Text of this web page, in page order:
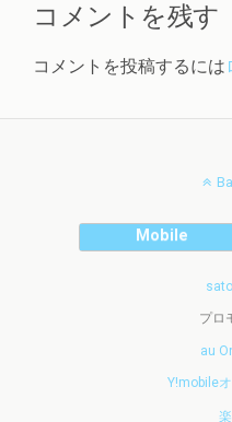
コメントを残す
コメントを投稿するには
Mobile
プロ
au
Y!mobile